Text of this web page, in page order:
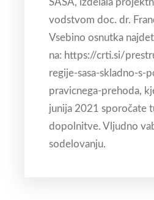
SAŠA, izdelala
vodstvom doc. dr.
Vsebino osnutka
na: https://crti.si/
regije-sasa-skladno-s-
pravicnega-prehoda,
junija 2021 sporočate
dopolnitve. Vljudno
sodelovanju.